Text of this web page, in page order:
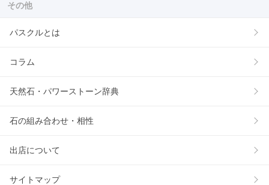
その他
パスクルとは
コラム
天然石・パワーストーン辞典
石の組み合わせ・相性
出店について
サイトマップ